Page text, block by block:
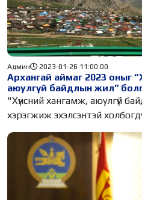
Архангай аймаг 2023 оныг
аюулгүй байдлын жил”
Админ 2023-01-26 11:00:00
"Хүнсний хангамж, аюулгүй
хэрэгжиж эхэлсэнтэй